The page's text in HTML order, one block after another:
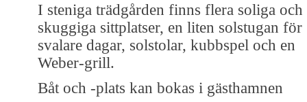
I steniga trädgården finns flera soliga och
skuggiga sittplatser, en liten solstugan för
svalare dagar, solstolar, kubbspel och en
Weber-grill.
Båt och -plats kan bokas i gästhamnen